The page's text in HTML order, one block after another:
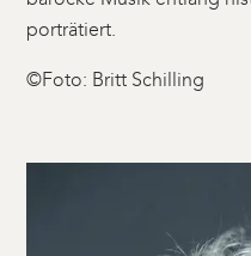
porträtiert.
©Foto: Britt Schilling